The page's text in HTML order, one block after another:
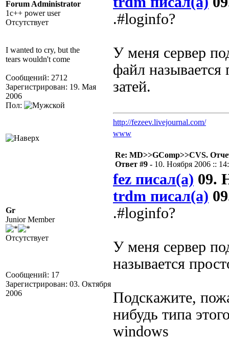
Forum Administrator
1c++ power user
Отсутствует
I wanted to cry, but the
tears wouldn't come
Сообщений: 2712
Зарегистрирован: 19. Мая
2006
Пол:
.#loginfo?
У меня сервер
файл называется
затей.
http://fezeev.livejournal.com/
www
Gr
Junior Member
Отсутствует
Сообщений: 17
Зарегистрирован: 03. Октября
2006
Re: MD>>GComp>>CVS.
Ответ #9 - 10. Ноября 2006 ::
fez писал(а) 09.
trdm писал(а)
.#loginfo?
У меня сервер
называется
Подскажите,
нибудь типа
windows